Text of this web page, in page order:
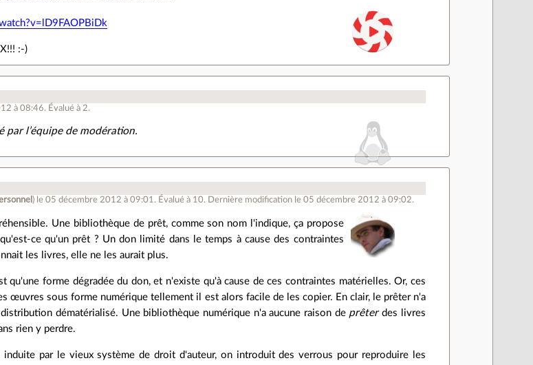
:-)
à 08:46. Évalué à 2.
par l’équipe de modération.
) le 05 décembre 2012 à 09:01 . Évalué à 10. Dernière modification le 05 décembre 2012 à 09:02.
Une bibliothèque de prêt, comme son nom l'indique, ça propose
ce qu'un prêt ? Un don limité dans le temps à cause des contraintes
les livres, elle ne les aurait plus.
qu'une forme dégradée du don, et n'existe qu'à cause de ces contraintes matérielles. Or, ces
œuvres sous forme numérique tellement il est alors facile de les copier. En clair, le prêter n'a
dématérialisé. Une bibliothèque numérique n'a aucune raison de prêterdes livres
rien y perdre.
induite par le vieux système de droit d'auteur, on introduit des verrous pour reproduire les